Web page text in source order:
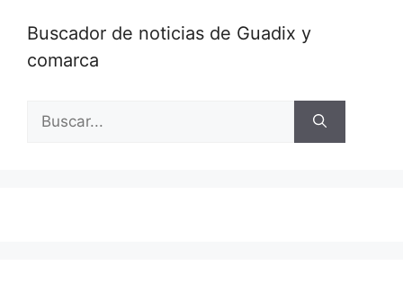
Buscador de noticias de Guadix y
comarca